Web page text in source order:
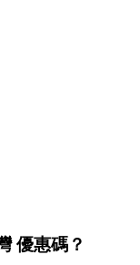
優惠碼？